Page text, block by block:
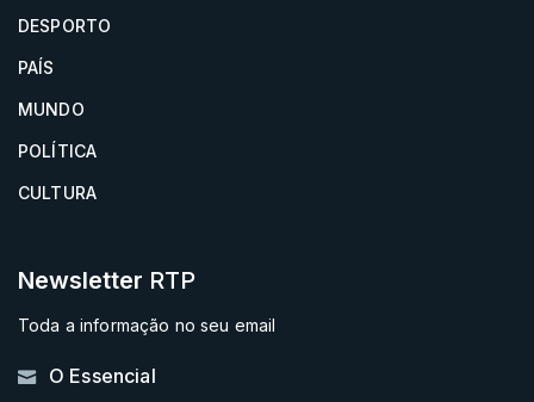
DESPORTO
PAÍS
MUNDO
POLÍTICA
CULTURA
Newsletter RTP
Toda a informação no seu email
O Essencial